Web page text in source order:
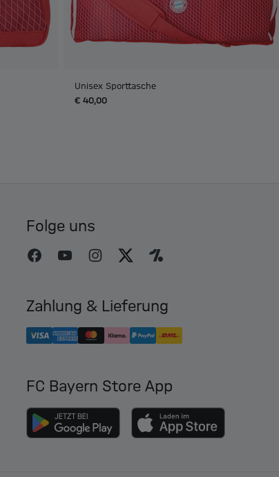
Unisex Sporttasche
€ 40,00
Folge uns
Zahlung & Lieferung
FC Bayern Store App